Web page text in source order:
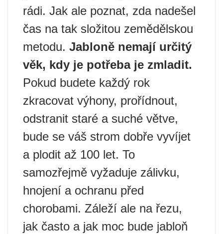
rádi. Jak ale poznat, zda nadešel
čas na tak složitou zemědělskou
metodu. Jabloně nemají určitý
věk, kdy je potřeba je zmladit.
Pokud budete každý rok
zkracovat výhony, prořídnout,
odstranit staré a suché větve,
bude se váš strom dobře vyvíjet
a plodit až 100 let. To
samozřejmě vyžaduje zálivku,
hnojení a ochranu před
chorobami. Záleží ale na řezu,
jak často a jak moc bude jabloň